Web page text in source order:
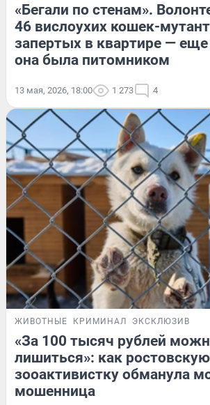
«Бегали по стенам».
46 вислоухих кошек-
запертых в квартире —
она была питомником
13 мая, 2026, 18:00 1 273 4
ЖИВОТНЫЕ КРИМИНАЛ ЭКСКЛЮЗИВ
«За 100 тысяч рублей
лишиться»: как ростовскую
зооактивистку обманула
мошенница